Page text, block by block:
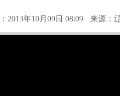
2013年10月09日 08:09 来源：